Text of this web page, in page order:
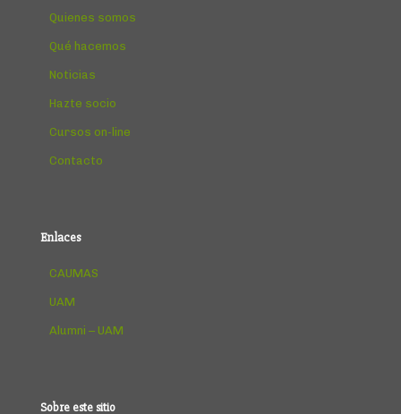
Quienes somos
Qué hacemos
Noticias
Hazte socio
Cursos on-line
Contacto
Enlaces
CAUMAS
UAM
Alumni – UAM
Sobre este sitio